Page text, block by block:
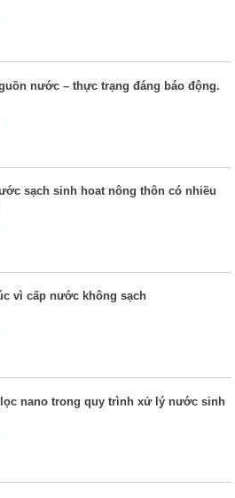
nước – thực trạng đáng báo động.
sạch sinh hoat nông thôn có nhiều
vì cấp nước không sạch
nano trong quy trình xử lý nước sinh